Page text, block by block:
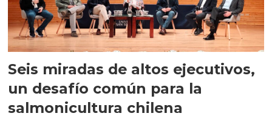
Seis miradas de altos ejecutivos,
un desafío común para la
salmonicultura chilena